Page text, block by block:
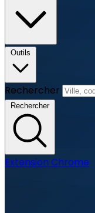
Outils
Rechercher
Rechercher
Extension Chrome